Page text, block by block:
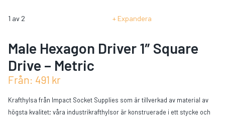
1 av 2 Expandera
Male Hexagon Driver 1″ Square
Drive – Metric
Från: 491 kr
Krafthylsa från Impact Socket Supplies som är tillverkad av material av
högsta kvalitet; våra industrikrafthylsor är konstruerade i ett stycke och